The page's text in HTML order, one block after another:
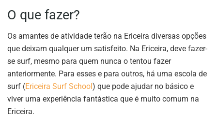
O que fazer?
Os amantes de atividade terão na Ericeira diversas opções
que deixam qualquer um satisfeito. Na Ericeira, deve fazer-
se surf, mesmo para quem nunca o tentou fazer
anteriormente. Para esses e para outros, há uma escola de
surf (Ericeira Surf School) que pode ajudar no básico e
viver uma experiência fantástica que é muito comum na
Ericeira.